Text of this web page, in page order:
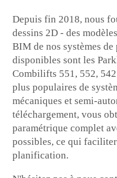
Depuis fin 2018, nous
dessins 2D - des
BIM de nos systèmes
disponibles sont les
Combilifts 551, 552,
plus populaires de
mécaniques et semi-
téléchargement, vous
paramétrique complet
possibles, ce qui
planification.